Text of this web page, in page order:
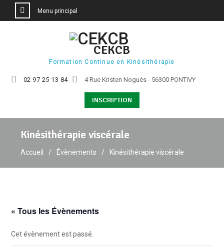
Menu principal
CEKCB
Formation Continue en Kinésithérapie
02 97 25 13 84 4 Rue Kristen Noguès - 56300 PONTIVY
INSCRIPTION
Kinésithérapie viscérale
Accueil Évènements Kinésithérapie viscérale
« Tous les Évènements
Cet évènement est passé.